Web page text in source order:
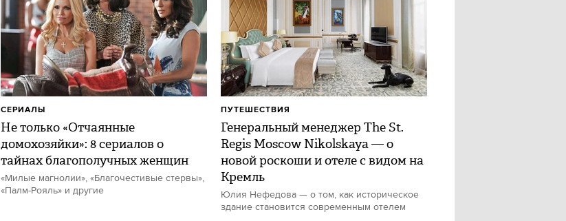
Не только «Отчаянные
домохозяйки»: 8 сериалов о
тайнах благополучных женщин
«Милые магнолии», «Благочестивые стервы»,
«Палм-Рояль» и другие
СЕРИАЛЫ
Генеральный менеджер The St.
Regis Moscow Nikolskaya — о
новой роскоши и отеле с видом на
Кремль
Юлия Нефедова — о том, как историческое
здание становится современным отелем
ПУТЕШЕСТВИЯ